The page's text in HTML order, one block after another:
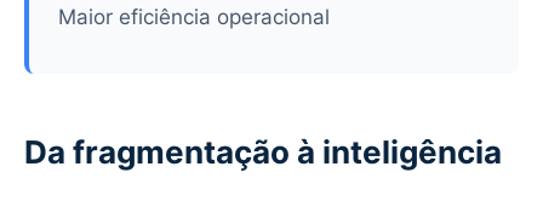
Maior eficiência operacional
Da fragmentação à inteligência